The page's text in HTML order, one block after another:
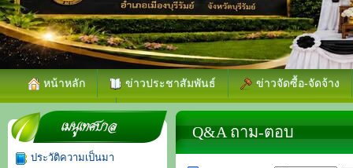
หน้าหลัก ข่าวประชาสัมพันธ์ ข่าวจัดซื้อ-จัดจ้าง
จดหมายข่าว
ประวัติความเป็นมา
Q&A ถาม-ตอบ